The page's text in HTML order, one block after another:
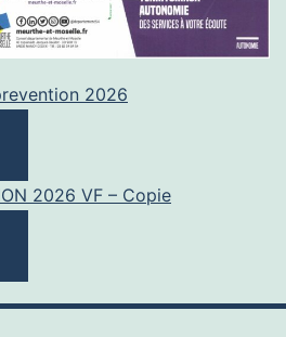
2026
2026 VF – Copie